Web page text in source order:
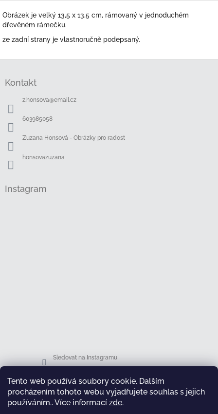
Tento web používá soubory cookie. Dalším
procházením tohoto webu vyjadřujete souhlas s jejich
používáním.. Více informací zde.
Obrázek je velký 13,5 x 13,5 cm, rámovaný v jednoduchém
dřevěném rámečku.
ze zadní strany je vlastnoručně podepsaný.
Kontakt
z.honsova@email.cz
603985058
Zuzana Honsová - Obrázky pro radost
honsovazuzana
Instagram
Sledovat na Instagramu
Facebook